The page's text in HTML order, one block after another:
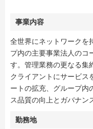
事業内容
全世界にネットワークを
プ内の主要事業法人のコ
す。管理業務の更なる集
クライアントにサービス
ートの拡充、グループ内
ス品質の向上とガバナン
勤務地